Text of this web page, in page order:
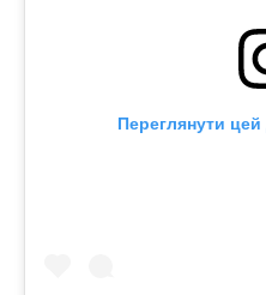
Переглянути